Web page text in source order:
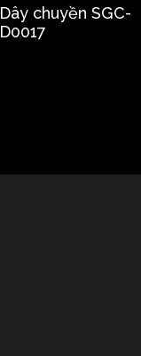
Dây chuyền SGC-
D0017